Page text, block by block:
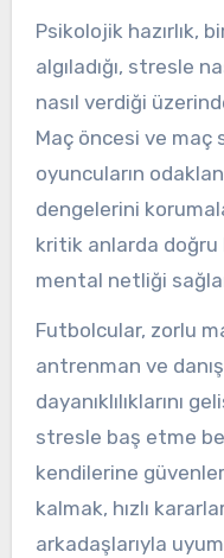
Psikolojik hazırlık,
algıladığı, stresle
nasıl verdiği
Maç öncesi ve maç
oyuncuların
dengelerini
kritik anlarda doğru
mental netliği
Futbolcular, zorlu
antrenman ve
dayanıklılıklarını
stresle baş etme
kendilerine
kalmak, hızlı
arkadaşlarıyla